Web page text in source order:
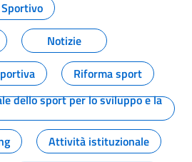
Notizie
Riforma sport
dello sport per lo sviluppo e la
Attività istituzionale